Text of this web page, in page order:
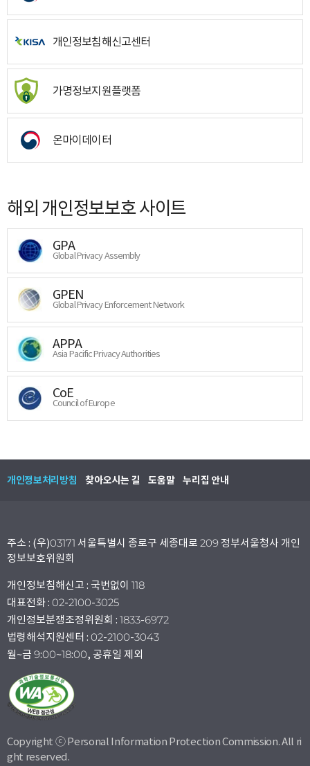
개인정보침해신고센터
가명정보지원플랫폼
온마이데이터
해외 개인정보보호 사이트
GPA
Global Privacy Assembly
GPEN
Global Privacy Enforcement Network
APPA
Asia Pacific Privacy Authorities
CoE
Council of Europe
개인정보처리방침 찾아오시는 길 도움말 누리집 안내
주소 : (우)03171 서울특별시 종로구 세종대로 209 정부서울청사 개인
정보보호위원회
개인정보침해신고 : 국번없이 118
대표전화 : 02-2100-3025
개인정보분쟁조정위원회 : 1833-6972
법령해석지원센터 : 02-2100-3043
월~금 9:00~18:00, 공휴일 제외
Copyright ⓒ Personal Information Protection Commission. All ri
ght reserved.